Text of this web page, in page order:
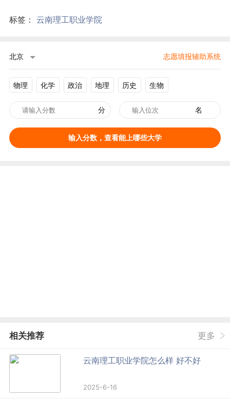
标签： 云南理工职业学院
北京 志愿填报辅助系统
物理 化学 政治 地理 历史 生物
分 名
输入分数，查看能上哪些大学
相关推荐 更多
云南理工职业学院怎么样 好不好
2025-6-16